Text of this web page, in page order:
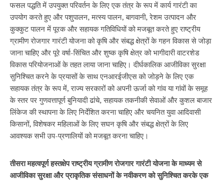
फसल पद्धति में उपयुक्त परिवर्तन के लिए एक तंत्र के रूप में कार्य गारंटी का
उपयोग करते हुए और पशुपालन, मत्स्य पालन, बागवानी, रेशम उत्पादन और
कुक्कुट पालन में पूरक और सहायक गतिविधियों को मजबूत करते हुए राष्ट्रीय
ग्रामीण रोजगार गारंटी योजना को कृषि और संबद्ध क्षेत्रों के गहन विकास से जोड़ा
जाना चाहिए और पूरे वर्षा-सिंचित और शुष्क कृषि क्षेत्र को भागीदारी वाटरशेड
विकास परियोजनाओं के तहत लाया जाना चाहिए। दीर्घकालिक आजीविका सुरक्षा
सुनिश्चित करने के प्रयासों के साथ एनआरईजीएस को जोड़ने के लिए एक
सहायक तंत्र के रूप में, राज्य सरकारों को अपनी ऊर्जा को गांव या गांवों के समूह
के स्तर पर गुणवत्तापूर्ण बुनियादी ढांचे, सहायक तकनीकी सेवाओं और कुशल बाजार
लिंकेज की स्थापना के लिए निर्देशित करना चाहिए और चयनित युवा आदिवासी
किसानों, विशेषकर महिलाओं के लिए सघन कृषि और संबद्ध क्षेत्रों के लिए
आवश्यक सभी उप-प्रणालियों को मजबूत करना चाहिए।
तीसरा महत्वपूर्ण हस्तक्षेप राष्ट्रीय ग्रामीण रोजगार गारंटी योजना के माध्यम से
आजीविका सुरक्षा और प्राकृतिक संसाधनों के नवीकरण को सुनिश्चित करके एक